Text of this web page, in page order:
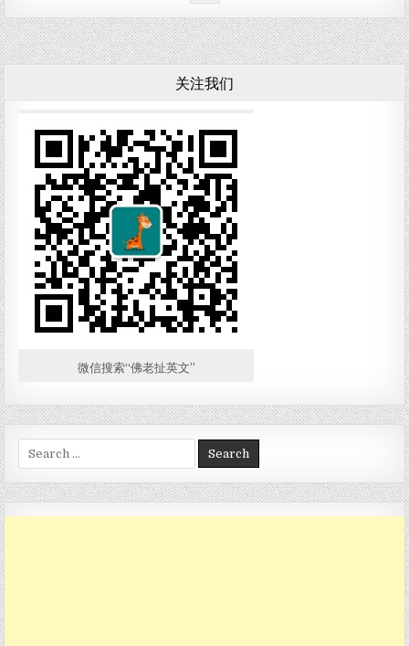
关注我们
微信搜索“佛老扯英文”
Search for: